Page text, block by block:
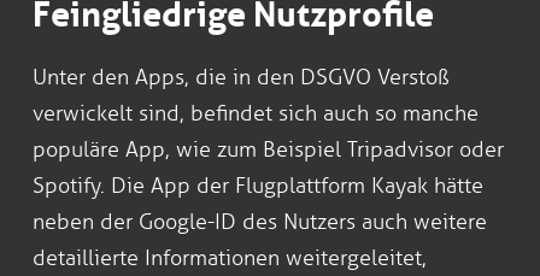
Feingliedrige Nutzprofile
Unter den Apps, die in den DSGVO Verstoß
verwickelt sind, befindet sich auch so manche
populäre App, wie zum Beispiel Tripadvisor oder
Spotify. Die App der Flugplattform Kayak hätte
neben der Google-ID des Nutzers auch weitere
detaillierte Informationen weitergeleitet,